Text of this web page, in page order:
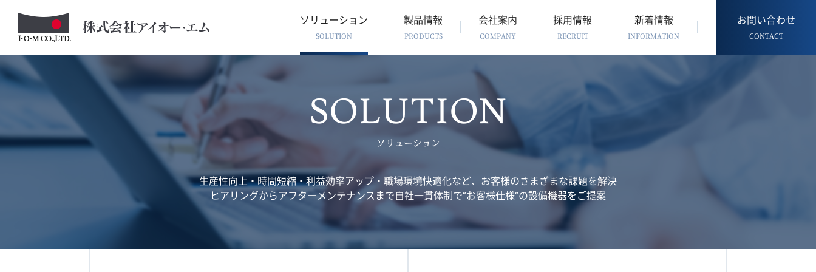
ソリューション
SOLUTION
製品情報
PRODUCTS
会社案内
COMPANY
採用情報
RECRUIT
新着情報
INFORMATION
お問い合わせ
CONTACT
SOLUTION
ソリューション
生産性向上・時間短縮・利益効率アップ・職場環境快適化など、お客様のさまざまな課題を解決
ヒアリングからアフターメンテナンスまで自社一貫体制で“お客様仕様”の設備機器をご提案